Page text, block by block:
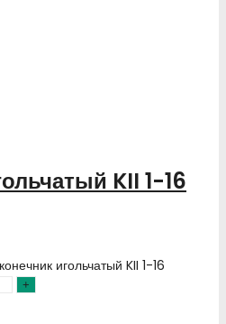
KII 1-16
игольчатый KII 1-16